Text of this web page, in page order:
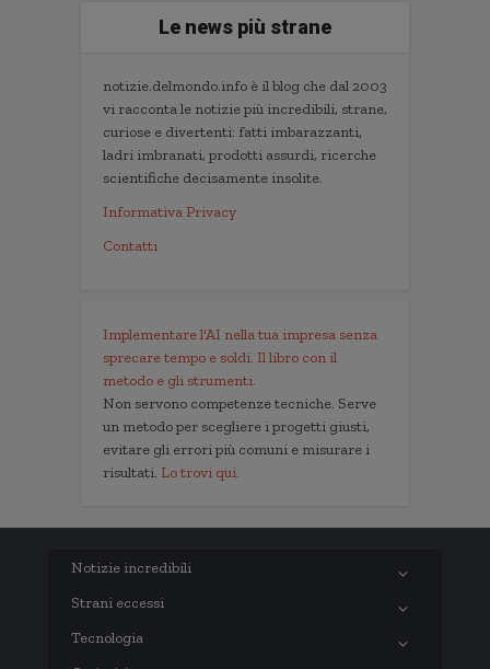
Le news più strane
notizie.delmondo.info è il blog che dal 2003
vi racconta le notizie più incredibili, strane,
curiose e divertenti: fatti imbarazzanti,
ladri imbranati, prodotti assurdi, ricerche
scientifiche decisamente insolite.
Informativa Privacy
Contatti
Implementare l'AI nella tua impresa senza
sprecare tempo e soldi. Il libro con il
metodo e gli strumenti.
Non servono competenze tecniche. Serve
un metodo per scegliere i progetti giusti,
evitare gli errori più comuni e misurare i
risultati. Lo trovi qui.
Notizie incredibili
Strani eccessi
Tecnologia